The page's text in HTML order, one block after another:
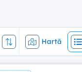
Hartă